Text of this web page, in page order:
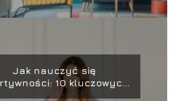
Jak nauczyć się
10 kluczowych
kroków